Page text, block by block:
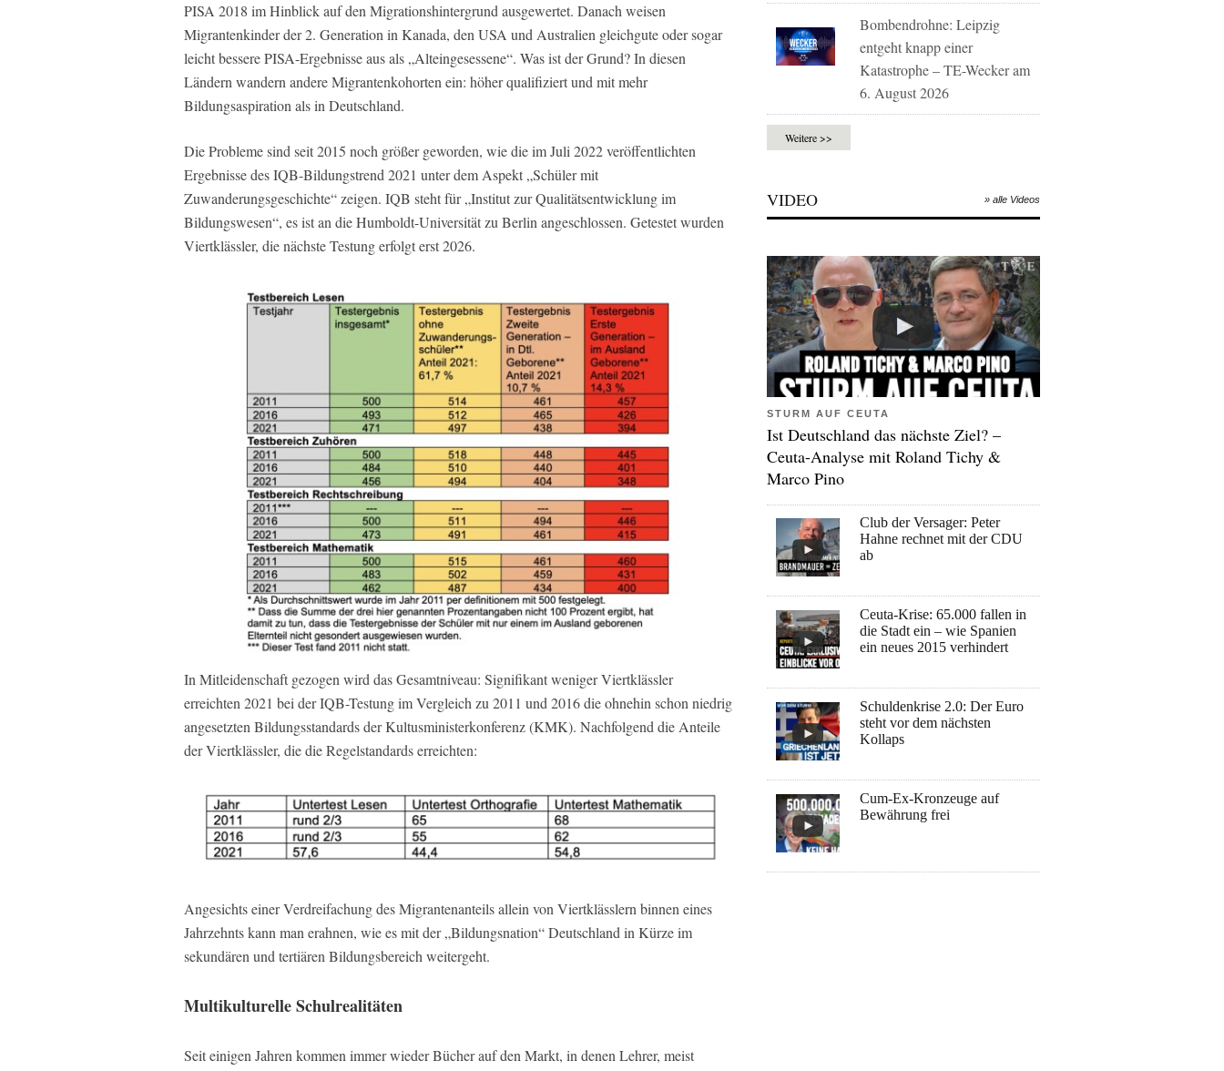
PISA 2018 im Hinblick auf den Migrationshintergrund ausgewertet. Danach weisen
Migrantenkinder der 2. Generation in Kanada, den USA und Australien gleichgute oder sogar
leicht bessere PISA-Ergebnisse aus als „Alteingesessene“. Was ist der Grund? In diesen
Ländern wandern andere Migrantenkohorten ein: höher qualifiziert und mit mehr
Bildungsaspiration als in Deutschland.
Die Probleme sind seit 2015 noch größer geworden, wie die im Juli 2022 veröffentlichten
Ergebnisse des IQB-Bildungstrend 2021 unter dem Aspekt „Schüler mit
Zuwanderungsgeschichte“ zeigen. IQB steht für „Institut zur Qualitätsentwicklung im
Bildungswesen“, es ist an die Humboldt-Universität zu Berlin angeschlossen. Getestet wurden
Viertklässler, die nächste Testung erfolgt erst 2026.
In Mitleidenschaft gezogen wird das Gesamtniveau: Signifikant weniger Viertklässler
erreichten 2021 bei der IQB-Testung im Vergleich zu 2011 und 2016 die ohnehin schon niedrig
angesetzten Bildungsstandards der Kultusministerkonferenz (KMK). Nachfolgend die Anteile
der Viertklässler, die die Regelstandards erreichten:
Angesichts einer Verdreifachung des Migrantenanteils allein von Viertklässlern binnen eines
Jahrzehnts kann man erahnen, wie es mit der „Bildungsnation“ Deutschland in Kürze im
sekundären und tertiären Bildungsbereich weitergeht.
Multikulturelle Schulrealitäten
Seit einigen Jahren kommen immer wieder Bücher auf den Markt, in denen Lehrer, meist
Bombendrohne: Leipzig
entgeht knapp einer
Katastrophe – TE-Wecker am
6. August 2026
Weitere >>
VIDEO » alle Videos
STURM AUF CEUTA
Ist Deutschland das nächste Ziel? –
Ceuta-Analyse mit Roland Tichy &
Marco Pino
Club der Versager: Peter
Hahne rechnet mit der CDU
ab
Ceuta-Krise: 65.000 fallen in
die Stadt ein – wie Spanien
ein neues 2015 verhindert
Schuldenkrise 2.0: Der Euro
steht vor dem nächsten
Kollaps
Cum-Ex-Kronzeuge auf
Bewährung frei